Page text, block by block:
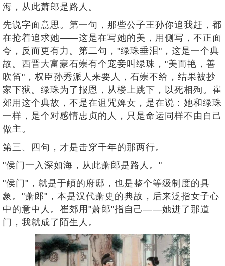
海，从此萧郎是路人。
先说字面意思。第一句，那些公子王孙你追我赶，都
在抢着追求她——这是在写她的美，用侧写，不正面
夸，反而更有力。第二句，"绿珠垂泪"，这是一个典
故。西晋大富豪石崇有个宠妾叫绿珠，"美而艳，善
吹笛"，权臣孙秀派人来要人，石崇不给，结果被抄
家下狱。绿珠为了报恩，从楼上跳下，以死相殉。崔
郊用这个典故，不是在诅咒婢女，是在说：她和绿珠
一样，是个对感情忠贞的人，只是命运同样不由自己
做主。
第三、四句，才是击穿千年的那两行。
"侯门一入深如海，从此萧郎是路人。"
"侯门"，就是于頔的府邸，也是整个等级制度的具
象。"萧郎"，本是汉代萧史的典故，后来泛指女子心
中的意中人。崔郊用"萧郎"指自己——她进了那道
门，我就成了陌生人。